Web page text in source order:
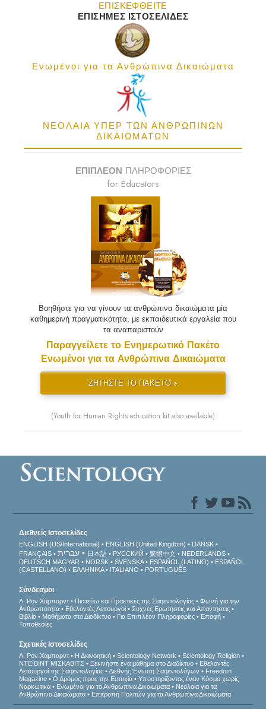
ΕΠΙΣΚΕΦΘΕΙΤΕ
ΕΠΙΣΗΜΕΣ ΙΣΤΟΣΕΛΙΔΕΣ
Ενωμένοι για τα Ανθρώπινα Δικαιώματα
ΝΕΟΛΑΙΑ ΥΠΕΡ ΤΩΝ ΑΝΘΡΩΠΙΝΩΝ
ΔΙΚΑΙΩΜΑΤΩΝ
ΕΠΙΠΛΕΟΝ ΠΛΗΡΟΦΟΡΙΕΣ
for Educators
Βοηθήστε για να γίνουν τα ανθρώπινα δικαιώματα μία
καθημερινή πραγματικότητα, με εκπαιδευτικά εργαλεία που
τα αναπαριστούν
Παραγγείλετε το Ενημερωτικό Πακέτο
Ενωμένοι για τα Ανθρώπινα Δικαιώματα
ΖΗΤΗΣΤΕ ΤΟ ΠΑΚΕΤΟ »
(Youth for Human Rights education kit also available)
Διεθνείς Ιστοσελίδες
ENGLISH (US/International) ENGLISH (United Kingdom)
DANSK
FRANÇAIS
עברית 日本語 РУССКИЙ 繁體中文
NEDERLANDS
DEUTSCH MAGYAR NORSK SVENSKA ESPAÑOL (LATINO)
ESPAÑOL
(CASTELLANO)
ΕΛΛΗΝΙΚA ITALIANO PORTUGUÊS
Σύνδεσμοι
Λ. Ρον Χάμπαρντ Πιστεύω και Πρακτικές της Σαηεντολογίας
Φωνή για την
Ανθρωπότητα
Εθελοντές Λειτουργοί
Συχνές Ερωτήσεις και Απαντήσεις
Βιβλία
Μαθήματα στο Διαδίκτυο Για Επιπλέον Πληροφορίες
Επαφή
Τοποθεσίες
Σχετικές Ιστοσελίδες
Λ. Ρον Χάμπαρντ Η Διανοητική Scientology Network
Scientology Religion
ΝΤΕΪΒΙΝΤ ΜΙΣΚAΒΙΤΣ
Ξεκινήστε ένα μάθημα στο Διαδίκτυο
Εθελοντές
Λειτουργοί της Σαηεντολογίας
Διεθνής Ένωση Σαηεντολόγων
Freedom
Magazine
Ο Δρόμος προς την Ευτυχία
Υποστηρίζοντας έναν Κόσμο χωρίς
Ναρκωτικά
Ενωµένοι για τα Ανθρώπινα Δικαιώµατα
Νεολαία για τα
Ανθρώπινα Δικαιώματα
Επιτροπή Πολιτών για τα Ανθρώπινα Δικαιώματα